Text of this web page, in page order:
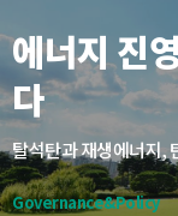
에너지 진
다
Governance&Policy